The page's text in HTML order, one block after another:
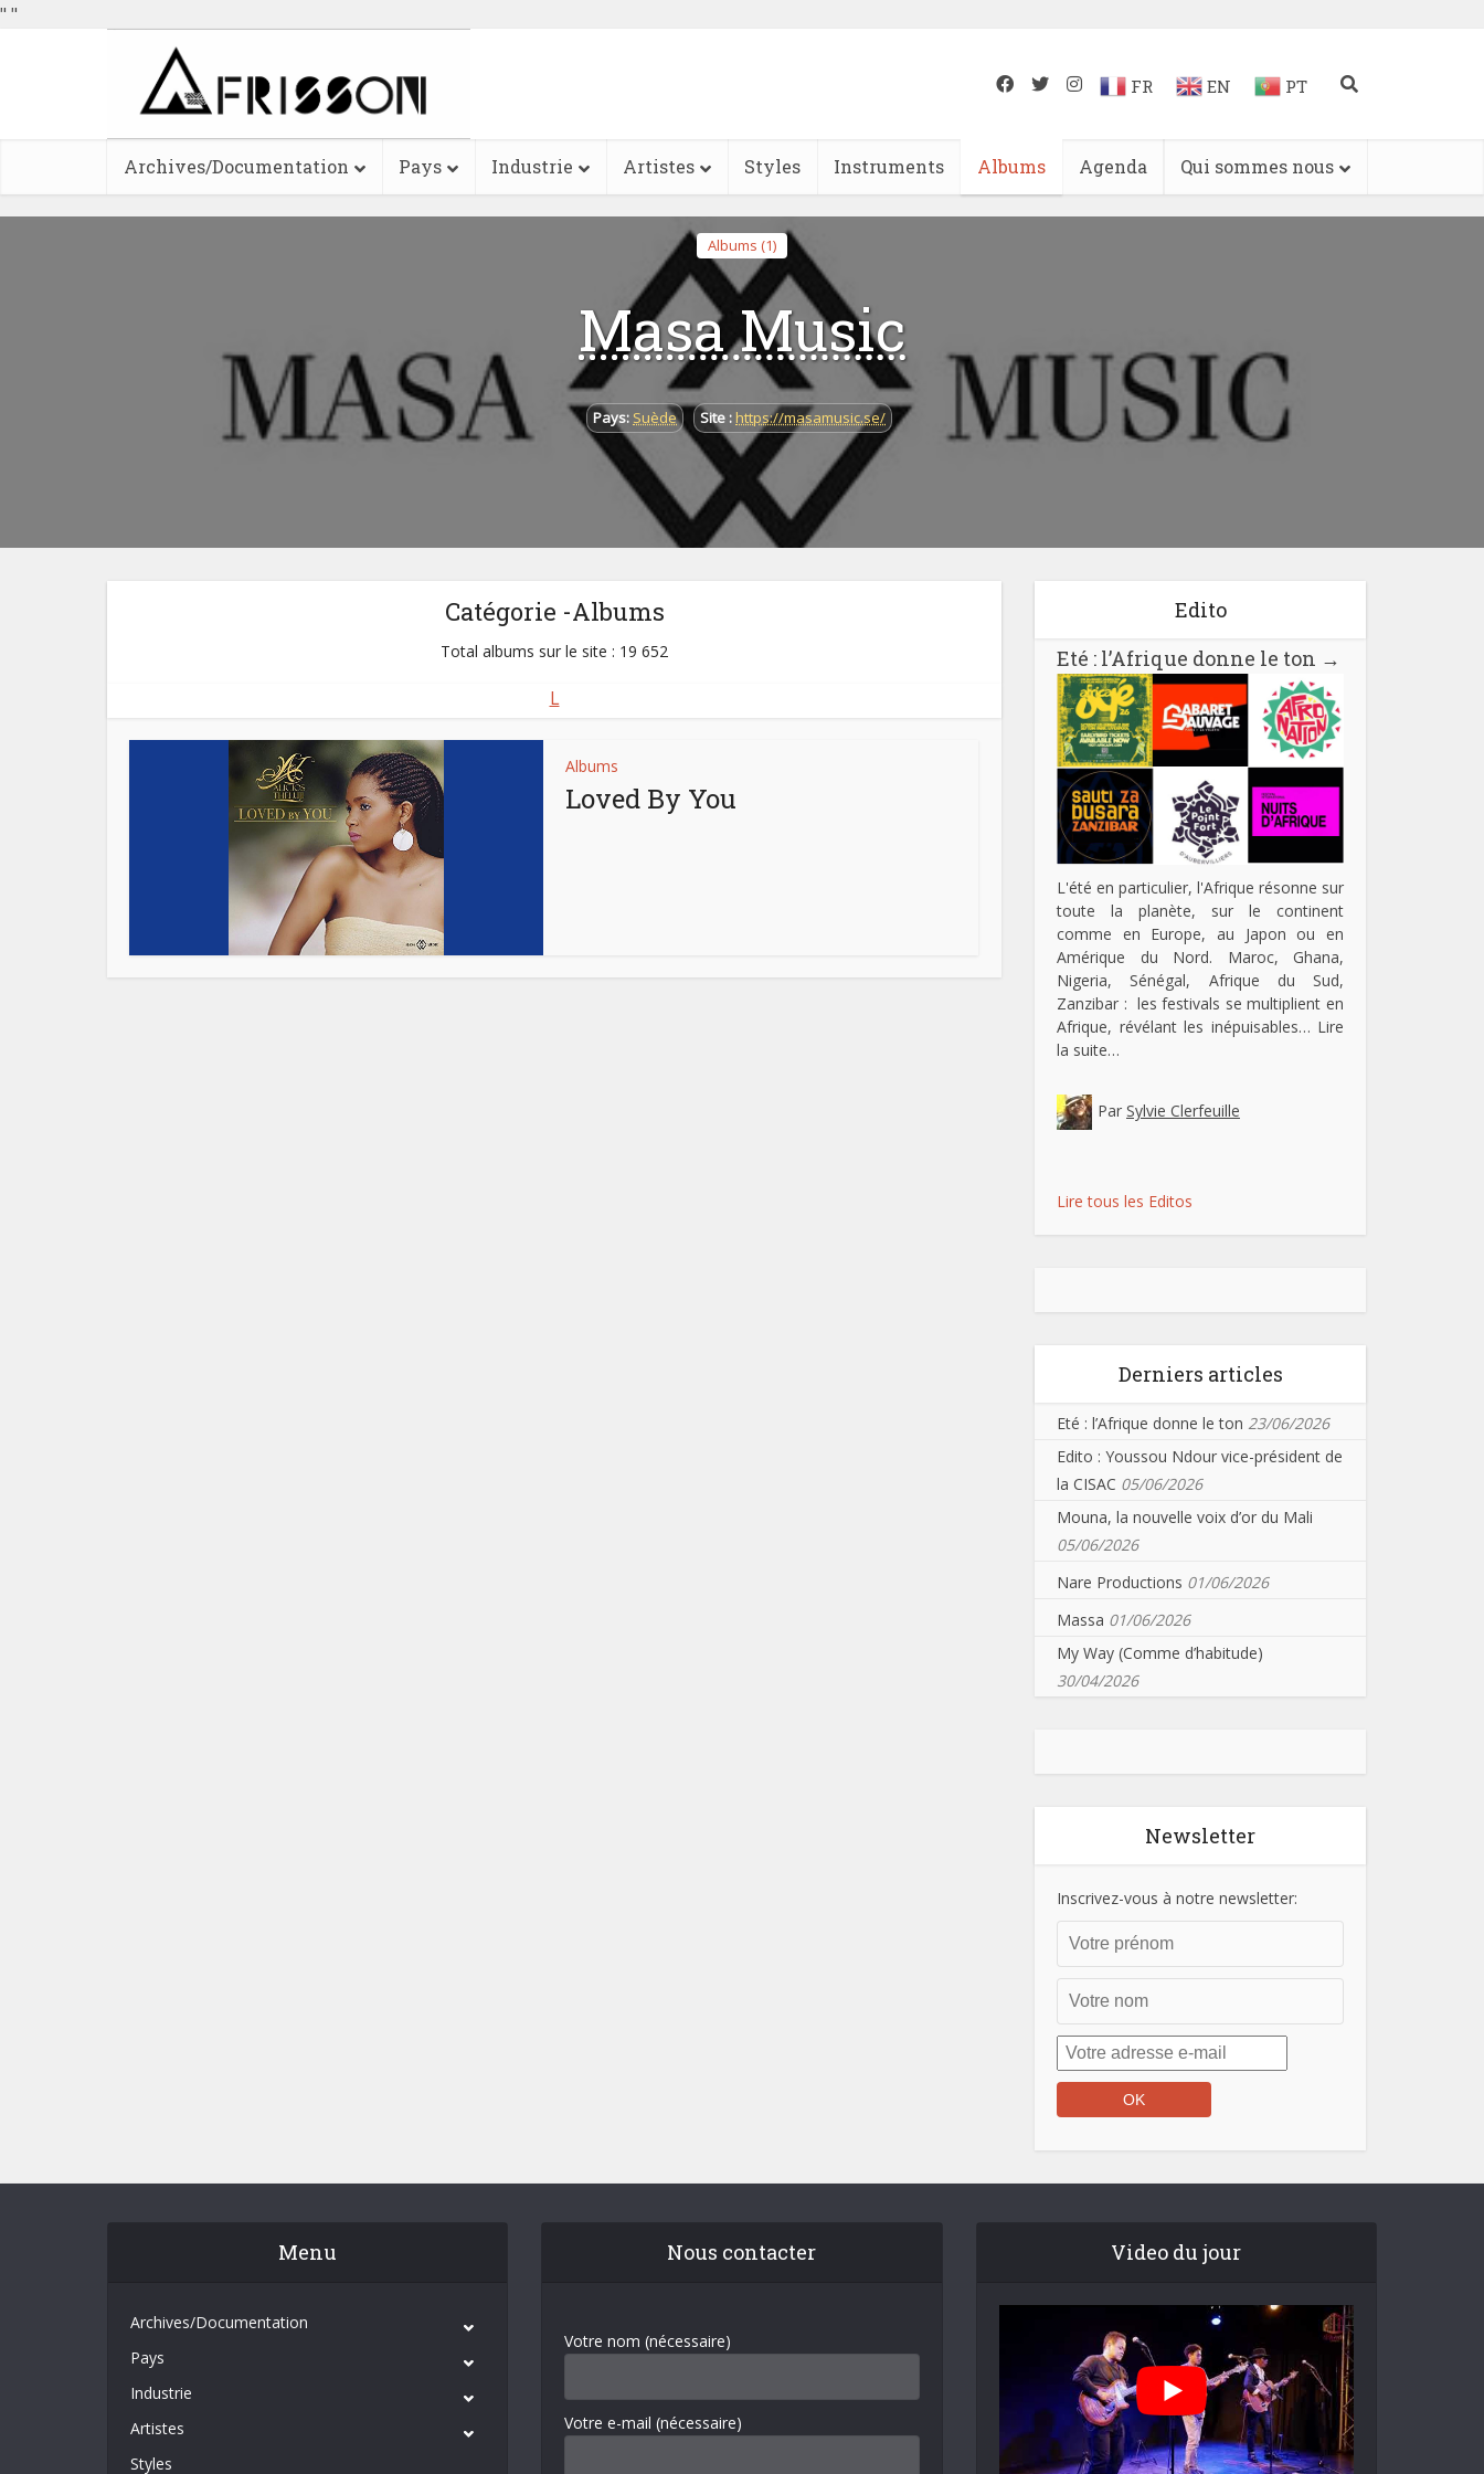
" "
FR EN PT
Archives/Documentation Pays Industrie Artistes Styles Instruments Albums Agenda Qui sommes nous
Albums (1)
Masa Music
Pays: Suède Site : https://masamusic.se/
Catégorie -Albums
Total albums sur le site : 19 652
L
Albums
Loved By You
Edito
Eté : l’Afrique donne le ton →
L'été en particulier, l'Afrique résonne sur
toute la planète, sur le continent
comme en Europe, au Japon ou en
Amérique du Nord. Maroc, Ghana,
Nigeria, Sénégal, Afrique du Sud,
Zanzibar : les festivals se multiplient en
Afrique, révélant les inépuisables… Lire
la suite…
Par Sylvie Clerfeuille
Lire tous les Editos
Derniers articles
Eté : l’Afrique donne le ton 23/06/2026
Edito : Youssou Ndour vice-président de
la CISAC 05/06/2026
Mouna, la nouvelle voix d’or du Mali
05/06/2026
Nare Productions 01/06/2026
Massa 01/06/2026
My Way (Comme d’habitude)
30/04/2026
Newsletter
Inscrivez-vous à notre newsletter:
Menu
Archives/Documentation
Pays
Industrie
Artistes
Styles
Nous contacter
Votre nom (nécessaire)
Votre e-mail (nécessaire)
Video du jour